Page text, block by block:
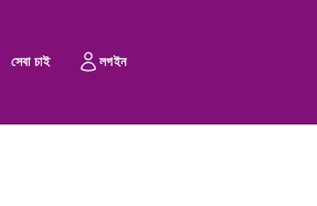
সেবা চাই লগইন